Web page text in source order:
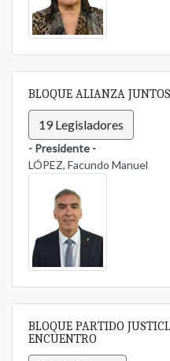
BLOQUE ALIANZA
19 Legisladores
- Presidente -
LÓPEZ, Facundo Manuel
BLOQUE PARTIDO
ENCUENTRO